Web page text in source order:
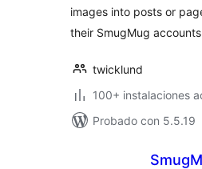
images into posts or
their SmugMug
twicklund
100+ instalaciones
Probado con 5.5.19